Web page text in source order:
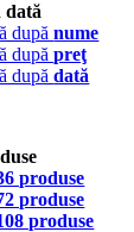
dată
dupănume
dupăpreţ
dupădată
produse
produse
produse